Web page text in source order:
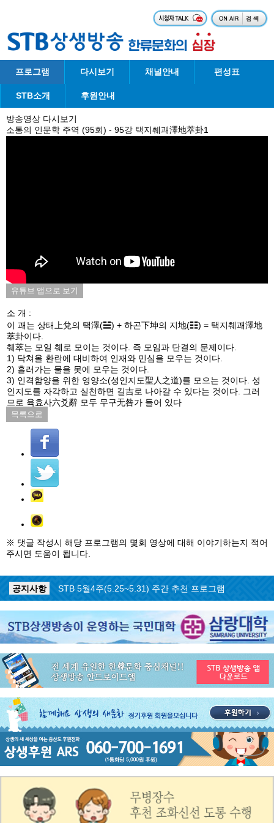
프로그램 다시보기 채널안내 편성표
STB소개 후원안내
방송영상 다시보기
소통의 인문학 주역 (95회) - 95강 택지췌괘澤地萃卦1
유튜브 앱으로 보기
소 개 :
이 괘는 상태上兌의 택澤(☱) + 하곤下坤의 지地(☷) = 택지췌괘澤地
萃卦이다.
췌萃는 모일 췌로 모이는 것이다. 즉 모임과 단결의 문제이다.
1) 닥쳐올 환란에 대비하여 인재와 민심을 모우는 것이다.
2) 흘러가는 물을 못에 모우는 것이다.
3) 인격함양을 위한 영양소(성인지도聖人之道)를 모으는 것이다. 성
인지도를 자각하고 실천하면 길吉로 나아갈 수 있다는 것이다. 그러
므로 육효사六爻辭 모두 무구无咎가 들어 있다
목록으로
※ 댓글 작성시 해당 프로그램의 몇회 영상에 대해 이야기하는지 적어
주시면 도움이 됩니다.
공지사항
ON AIR 서비스 장애 복구 안내
공지사항
STB 5월4주(5.25~5.31) 주간 추천 프로그램
공지사항
STB 5월3주(5.18~5.24) 주간 추천 프로그램
STB 4월마지막주(4.27~5.3) 주간 추천 프로그램
공지사항
STB 4월4주(4.20~4.26) 주간 추천 프로그램
공지사항
STB 4월2주(4.6~4.12) 주간 추천 프로그램
공지사항
STB 4월1주(3.30~4.5) 주간 추천 프로그램
공지사항
STB 3월4주(3.23~3.29) 주간 추천 프로그램